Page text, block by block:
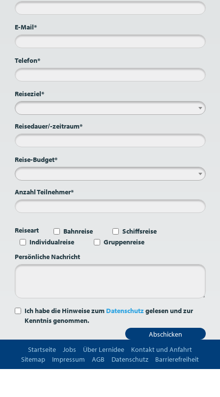
E-Mail*
Telefon*
Reiseziel*
Reisedauer/-zeitraum*
Reise-Budget*
Anzahl Teilnehmer*
Reiseart Bahnreise
Schiffsreise
Individualreise
Gruppenreise
Persönliche Nachricht
Ich habe die Hinweise zum Datenschutzgelesen und zur
Kenntnis genommen.
Abschicken
Startseite
Jobs Über Lernidee
Kontakt und Anfahrt
Sitemap
Impressum AGB Datenschutz Barrierefreiheit